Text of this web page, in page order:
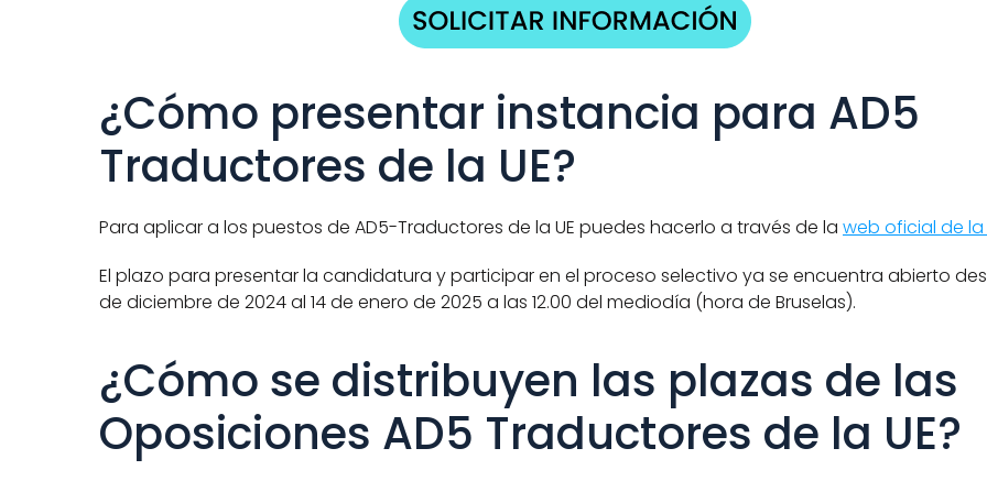
¿Cómo presentar instancia para AD5
Traductores de la UE?
Para aplicar a los puestos de AD5-Traductores de la UE puedes hacerlo a través de la web oficial de la
El plazo para presentar la candidatura y participar en el proceso selectivo ya se encuentra abierto
de diciembre de 2024 al 14 de enero de 2025 a las 12.00 del mediodía (hora de Bruselas).
¿Cómo se distribuyen las plazas de las
Oposiciones AD5 Traductores de la UE?